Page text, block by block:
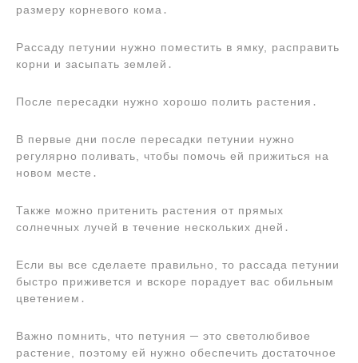
размеру корневого кома․
Рассаду петунии нужно поместить в ямку, расправить
корни и засыпать землей․
После пересадки нужно хорошо полить растения․
В первые дни после пересадки петунии нужно
регулярно поливать, чтобы помочь ей прижиться на
новом месте․
Также можно притенить растения от прямых
солнечных лучей в течение нескольких дней․
Если вы все сделаете правильно, то рассада петунии
быстро приживется и вскоре порадует вас обильным
цветением․
Важно помнить, что петуния ─ это светолюбивое
растение, поэтому ей нужно обеспечить достаточное